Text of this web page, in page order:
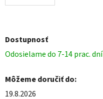
Dostupnosť
Odosielame do 7-14 prac. dní
Môžeme doručiť do:
19.8.2026